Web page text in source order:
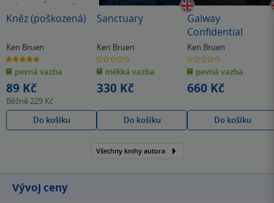
Kněz (poškozená)
Ken Bruen
5.0
z
5
hvězdiček
pevná vazba
89 Kč
Běžně 229 Kč
Do košíku
Sanctuary
Ken Bruen
0.0
z
5
hvězdiček
měkká vazba
330 Kč
Do košíku
Galway
Confidential
Ken Bruen
0.0
z
5
hvězdiček
pevná vazba
660 Kč
Do košíku
Všechny knihy autora
Vývoj ceny